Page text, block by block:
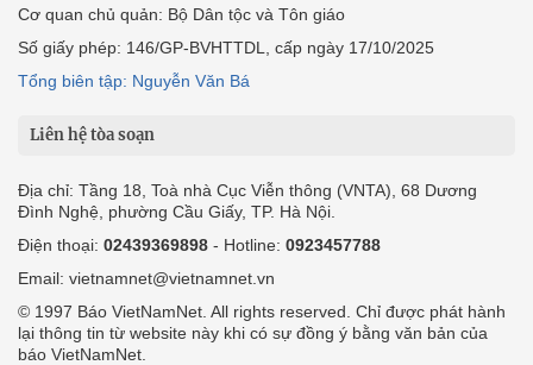
Cơ quan chủ quản: Bộ Dân tộc và Tôn giáo
Số giấy phép: 146/GP-BVHTTDL, cấp ngày 17/10/2025
Tổng biên tập: Nguyễn Văn Bá
Liên hệ tòa soạn
Địa chỉ: Tầng 18, Toà nhà Cục Viễn thông (VNTA), 68 Dương
Đình Nghệ, phường Cầu Giấy, TP. Hà Nội.
Điện thoại: 02439369898 - Hotline: 0923457788
Email: vietnamnet@vietnamnet.vn
© 1997 Báo VietNamNet. All rights reserved. Chỉ được phát hành
lại thông tin từ website này khi có sự đồng ý bằng văn bản của
báo VietNamNet.